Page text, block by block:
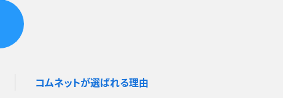
コムネットが選ばれる理由